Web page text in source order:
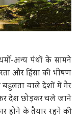
अन्य पंथों के सामने
और हिंसा की भीषण
बहुलता वाले देशों में गैर
देश छोड़कर चले जाने
होने के तैयार रहने की